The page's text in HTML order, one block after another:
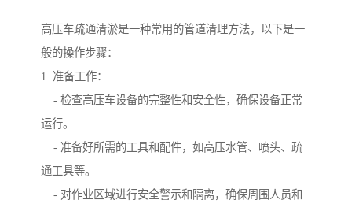
高压车疏通清淤是一种常用的管道清理方法，以下是一
般的操作步骤：
1. 准备工作：
- 检查高压车设备的完整性和安全性，确保设备正常
运行。
- 准备好所需的工具和配件，如高压水管、喷头、疏
通工具等。
- 对作业区域进行安全警示和隔离，确保周围人员和